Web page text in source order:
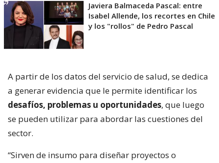
Javiera Balmaceda Pascal: entre
Isabel Allende, los recortes en Chile
y los "rollos" de Pedro Pascal
A partir de los datos del servicio de salud, se dedica
a generar evidencia que le permite identificar los
desafíos, problemas u oportunidades, que luego
se pueden utilizar para abordar las cuestiones del
sector.
“Sirven de insumo para diseñar proyectos o